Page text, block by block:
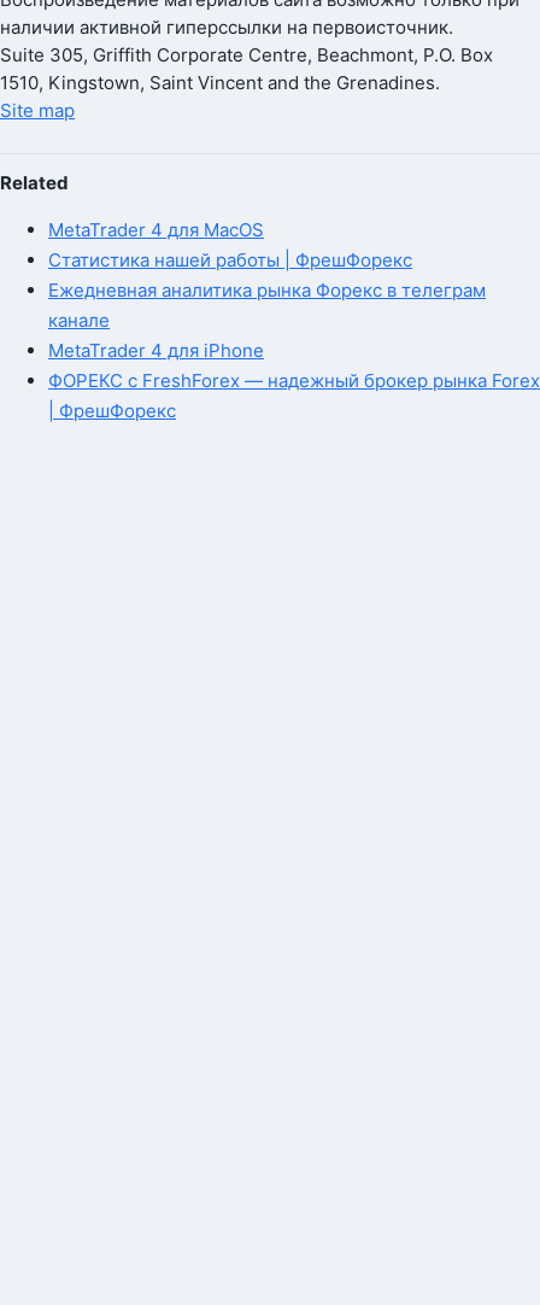
наличии активной гиперссылки на первоисточник.
Suite 305, Griffith Corporate Centre, Beachmont, P.O. Box
1510, Kingstown, Saint Vincent and the Grenadines.
Site map
Related
MetaTrader 4 для MacOS
Статистика нашей работы | ФрешФорекс
Ежедневная аналитика рынка Форекс в телеграм
канале
MetaTrader 4 для iPhone
ФОРЕКС с FreshForex — надежный брокер рынка Forex
| ФрешФорекс